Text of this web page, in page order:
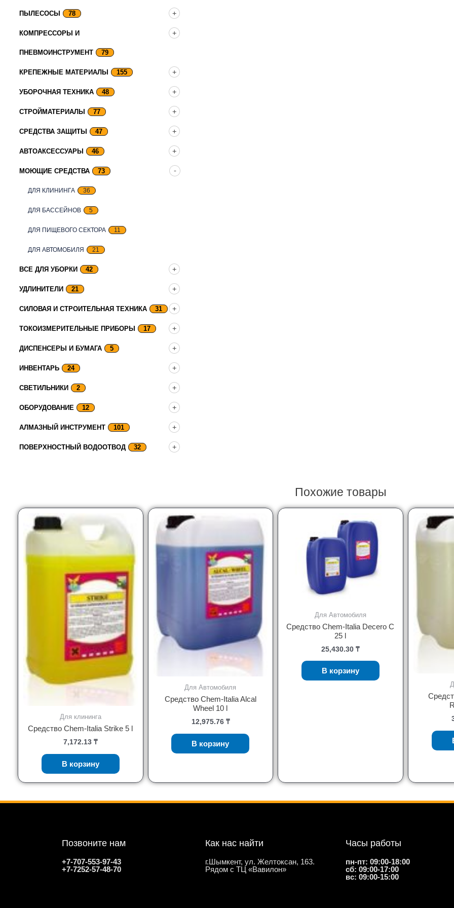
ПЫЛЕСОСЫ 78
КОМПРЕССОРЫ И
ПНЕВМОИНСТРУМЕНТ 79
КРЕПЕЖНЫЕ МАТЕРИАЛЫ 155
УБОРОЧНАЯ ТЕХНИКА 48
СТРОЙМАТЕРИАЛЫ 77
СРЕДСТВА ЗАЩИТЫ 47
АВТОАКСЕССУАРЫ 46
МОЮЩИЕ СРЕДСТВА 73
ДЛЯ КЛИНИНГА 36
ДЛЯ БАССЕЙНОВ 5
ДЛЯ ПИЩЕВОГО СЕКТОРА 11
ДЛЯ АВТОМОБИЛЯ 21
ВСЕ ДЛЯ УБОРКИ 42
УДЛИНИТЕЛИ 21
СИЛОВАЯ И СТРОИТЕЛЬНАЯ ТЕХНИКА 31
ТОКОИЗМЕРИТЕЛЬНЫЕ ПРИБОРЫ 17
ДИСПЕНСЕРЫ И БУМАГА 5
ИНВЕНТАРЬ 24
СВЕТИЛЬНИКИ 2
ОБОРУДОВАНИЕ 12
АЛМАЗНЫЙ ИНСТРУМЕНТ 101
ПОВЕРХНОСТНЫЙ ВОДООТВОД 32
Похожие товары
Для клининга
Средство Chem-Italia Strike 5 l
7,172.13₸
В корзину
Для Автомобиля
Средство Chem-Italia Alcal
Wheel 10 l
12,975.76 ₸
В корзину
Для Автомобиля
Средство Chem-Italia Decero C
25 l
25,430.30₸
В корзину
Позвоните нам
+7-707-553-97-43
+7-7252-57-48-70
Как нас найти
г.Шымкент, ул. Желтоксан, 163.
Рядом с ТЦ «Вавилон»
Часы работы
пн-пт: 09:00-18:00
сб: 09:00-17:00
вс: 09:00-15:00